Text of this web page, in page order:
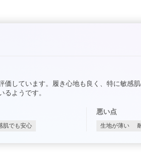
しています。履き心地も良く、特に敏感
ようです。
肌でも安心
悪い点
生地が薄い